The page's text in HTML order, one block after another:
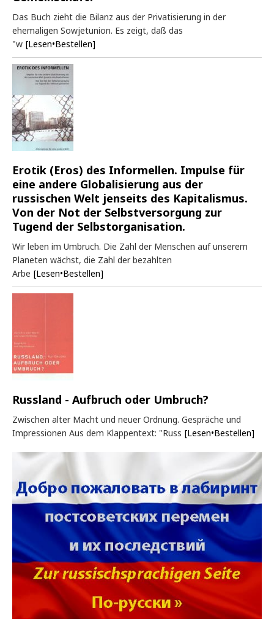
Das Buch zieht die Bilanz aus der Privatisierung in der
ehemaligen Sowjetunion. Es zeigt, daß das
"w [Lesen•Bestellen]
Erotik (Eros) des Informellen. Impulse für
eine andere Globalisierung aus der
russischen Welt jenseits des Kapitalismus.
Von der Not der Selbstversorgung zur
Tugend der Selbstorganisation.
Wir leben im Umbruch. Die Zahl der Menschen auf unserem
Planeten wächst, die Zahl der bezahlten
Arbe [Lesen•Bestellen]
Russland - Aufbruch oder Umbruch?
Zwischen alter Macht und neuer Ordnung. Gespräche und
Impressionen Aus dem Klappentext: "Russ [Lesen•Bestellen]